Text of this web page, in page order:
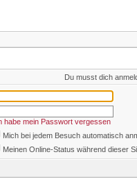
Du musst dich
habe mein Passwort vergessen
Mich bei jedem Besuch automatisch
Meinen Online-Status während dieser